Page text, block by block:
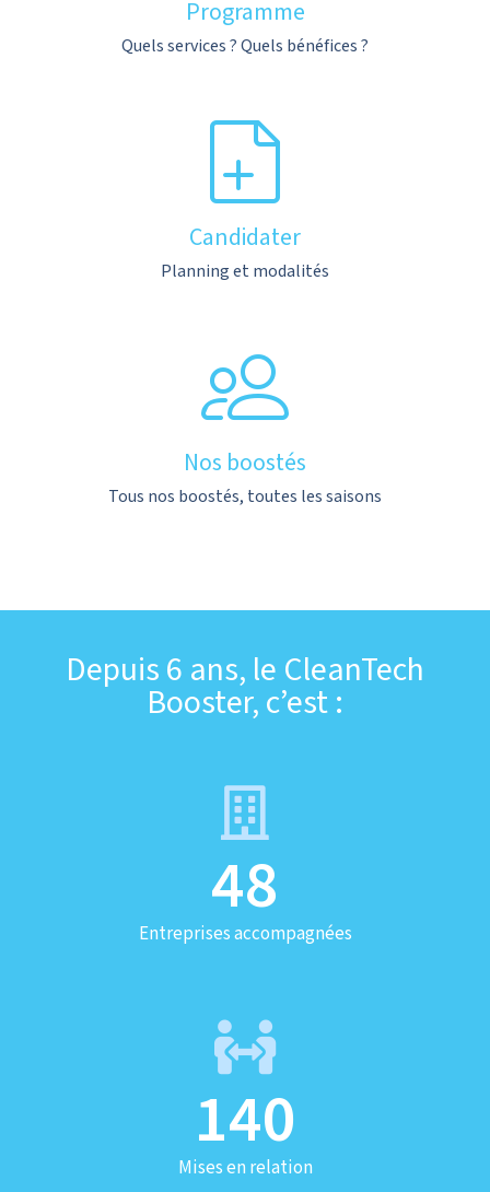
Programme
Quels services ? Quels bénéfices ?
Candidater
Planning et modalités
Nos boostés
Tous nos boostés, toutes les saisons
Depuis 6 ans, le CleanTech
Booster, c’est :
Entreprises accompagnées
48
Mises en relation
140